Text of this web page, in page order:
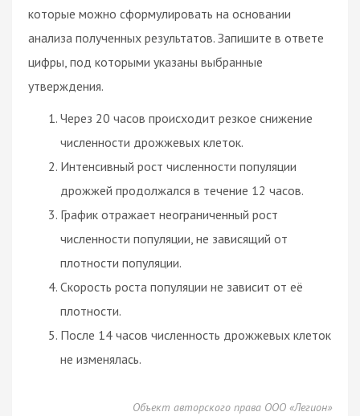
которые можно сформулировать на основании
анализа полученных результатов. Запишите в ответе
цифры, под которыми указаны выбранные
утверждения.
Через 20 часов происходит резкое снижение
численности дрожжевых клеток.
Интенсивный рост численности популяции
дрожжей продолжался в течение 12 часов.
График отражает неограниченный рост
численности популяции, не зависящий от
плотности популяции.
Скорость роста популяции не зависит от её
плотности.
После 14 часов численность дрожжевых клеток
не изменялась.
Объект авторского права ООО «Легион»